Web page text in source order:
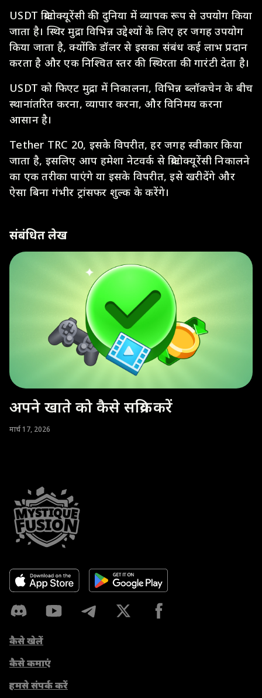
USDT क्रिप्टोक्यूरेंसी की दुनिया में व्यापक रूप से उपयोग किया
जाता है। स्थिर मुद्रा विभिन्न उद्देश्यों के लिए हर जगह उपयोग
किया जाता है, क्योंकि डॉलर से इसका संबंध कई लाभ प्रदान
करता है और एक निश्चित स्तर की स्थिरता की गारंटी देता है।
USDT को फिएट मुद्रा में निकालना, विभिन्न ब्लॉकचेन के बीच
स्थानांतरित करना, व्यापार करना, और विनिमय करना
आसान है।
Tether TRC 20, इसके विपरीत, हर जगह स्वीकार किया
जाता है, इसलिए आप हमेशा नेटवर्क से क्रिप्टोक्यूरेंसी निकालने
का एक तरीका पाएंगे या इसके विपरीत, इसे खरीदेंगे और
ऐसा बिना गंभीर ट्रांसफर शुल्क के करेंगे।
संबंधित लेख
अपने खाते को कैसे सक्रिय करें
मार्च 17, 2026
कैसे खेलें
कैसे कमाएं
हमसे संपर्क करें